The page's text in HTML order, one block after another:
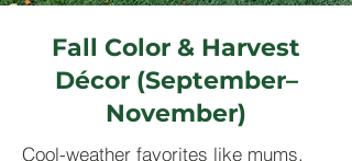
Fall Color & Harvest
Décor (September–
November)
Cool-weather favorites like mums,